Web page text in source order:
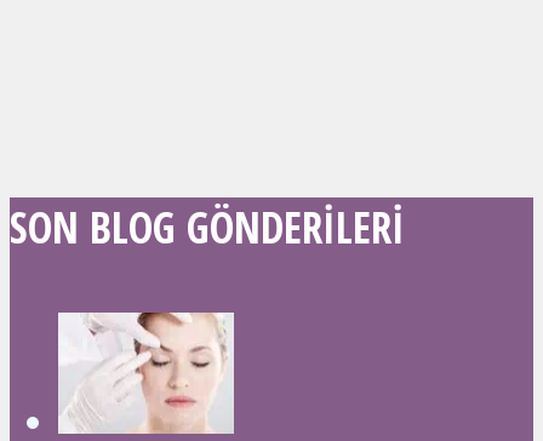
SON BLOG GÖNDERILERI